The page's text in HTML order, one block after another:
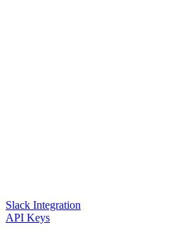
Slack Integration
API Keys